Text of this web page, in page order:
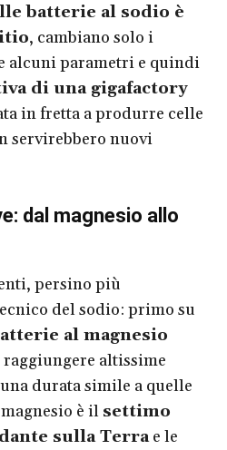
batterie al sodio è
, cambiano solo i
alcuni parametri e quindi
di una gigafactory
in fretta a produrre celle
servirebbero nuovi
dal magnesio allo
persino più
del sodio: primo su
al magnesio
altissime
durata simile a quelle
è il settimo
sulla Terrae le